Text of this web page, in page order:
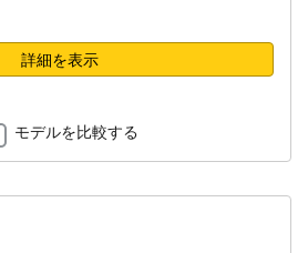
詳細を表示
モデルを比較する